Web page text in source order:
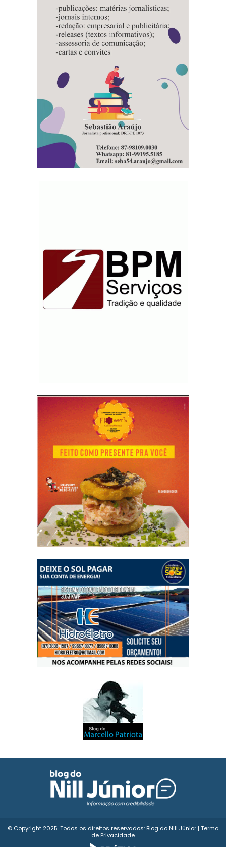
© Copyright 2025. Todos os direitos reservados: Blog do Nill Júnior | Termo
de Privacidade